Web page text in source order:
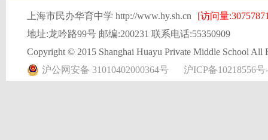
上海市民办华育中学 http://www.hy.sh.cn
[访问量
地址:龙吟路99号 邮编:200231 联系电话:55350909
Copyright © 2015 Shanghai Huayu Private Middle School All
沪公网安备 31010402000364号
沪ICP备10218556号